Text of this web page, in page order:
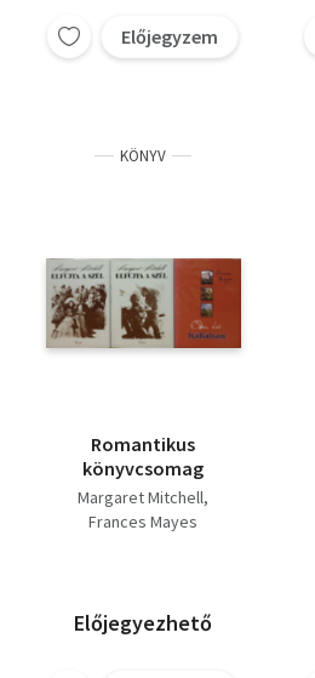
Előjegyzem
KÖNYV
Romantikus
könyvcsomag
Margaret Mitchell
Frances Mayes
Előjegyezhető